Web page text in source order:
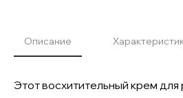
Описание
Этот восхитительный крем